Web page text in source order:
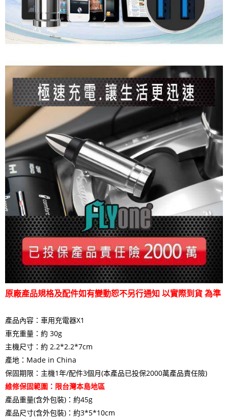
原廠產品規格及配件如有變動恕不另行通知 以實際到貨 為準
產品內容：車用充電器X1
車充重量：約 30g
主機尺寸：約 2.2*2.2*7cm
產地：Made in China
保固期限：主機1年/配件3個月(本產品已投保2000萬產品責任險)
維修保固範圍：限台灣本島地區
產品重量(含外包裝)：約45g
產品尺寸(含外包裝)：約3*5*10cm